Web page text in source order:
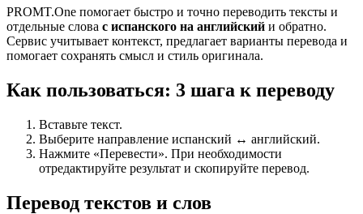
PROMT.One помогает быстро и точно переводить тексты и
отдельные слова с испанского на английский и обратно.
Сервис учитывает контекст, предлагает варианты перевода и
помогает сохранять смысл и стиль оригинала.
Как пользоваться: 3 шага к переводу
Вставьте текст.
Выберите направление испанский ↔ английский.
Нажмите «Перевести». При необходимости
отредактируйте результат и скопируйте перевод.
Перевод текстов и слов